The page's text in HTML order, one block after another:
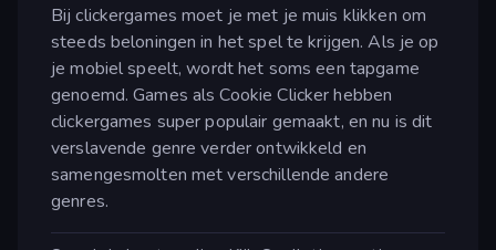
Bij clickergames moet je met je muis klikken om
steeds beloningen in het spel te krijgen. Als je op
je mobiel speelt, wordt het soms een tapgame
genoemd. Games als Cookie Clicker hebben
clickergames super populair gemaakt, en nu is dit
verslavende genre verder ontwikkeld en
samengesmolten met verschillende andere
genres.